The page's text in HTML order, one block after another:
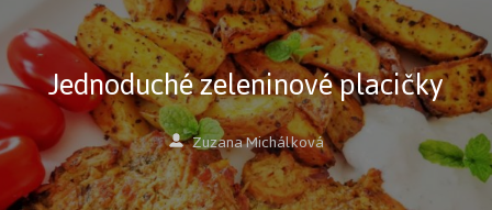
Jednoduché zeleninové placičky
Zuzana Michálková